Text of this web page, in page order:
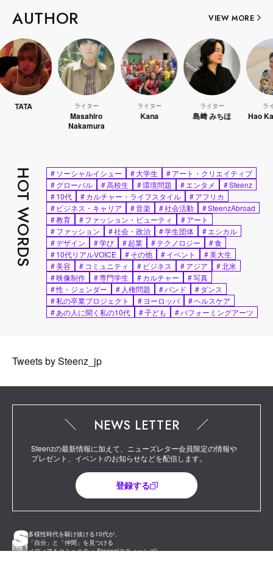
AUTHOR VIEW MORE
Masahiro
Nakamura
島﨑 みちほ Hao Kanayama
HOT WORDS #ソーシャルイシュー #大学生 #アート・クリエイティブ
#グローバル #高校生 #環境問題 #エンタメ #Steenz
#10代 #カルチャー・ライフスタイル #アフリカ
# ビジネス・キャリア #音楽 #社会活動 #SteenzAbroad
#教育 #ファッション・ビューティ #アート
#ファッション #社会・政治 #学生団体 #エシカル
#デザイン #学び #起業 #テクノロジー #食
#10代リアルVOICE #その他 #イベント #美大生
#美容 # コミュニティ # ビジネス #アジア #北米
#映像制作 #専門学生 #カルチャー #写真
#性・ジェンダー # 人権問題 #バンド #ダンス
#私の卒業プロジェクト #ヨーロッパ #ヘルスケア
#あの人に聞く私の10代 #子ども #パフォーミングアーツ
Tweets by Steenz_jp
多様性時代を駆け抜ける10代が、
「自分」と「仲間」を見つける
メディア＆コミュニティ Steenz(スティーンズ)
NEWS LETTER
Steenzの最新情報に加えて、ニューズレター会員限定の情報や
プレゼント、イベントのお知らせなどを配信します。
登録する